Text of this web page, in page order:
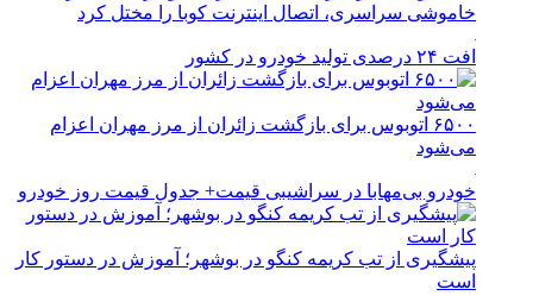
خاموشی سراسری، اتصال اینترنت کوبا را مختل کرد
افت ۲۴ درصدی تولید خودرو در کشور
۶۵۰۰ اتوبوس برای بازگشت زائران از مرز مهران اعزام
می‌شود
خودرو بی‌مهابا در سراشیبی قیمت+ جدول قیمت روز خودرو
پیشگیری از تب کریمه کنگو در بوشهر؛ آموزش در دستور کار
است